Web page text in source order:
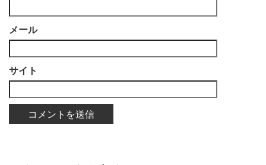
メール
サイト